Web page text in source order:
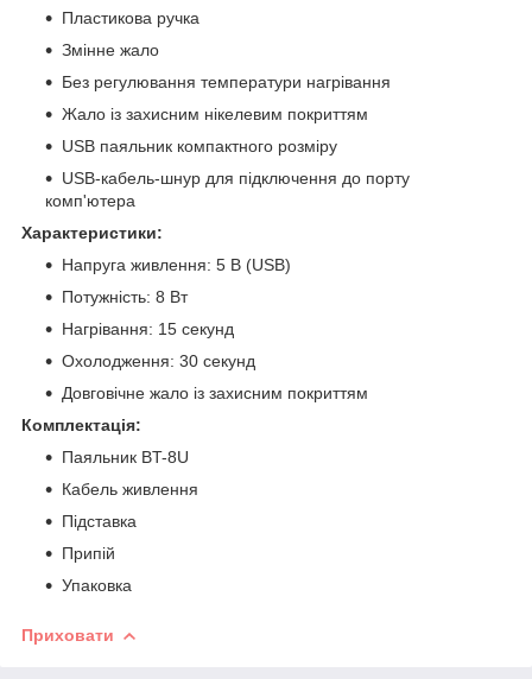
Пластикова ручка
Змінне жало
Без регулювання температури нагрівання
Жало із захисним нікелевим покриттям
USB паяльник компактного розміру
USB-кабель-шнур для підключення до порту
комп'ютера
Характеристики:
Напруга живлення: 5 В (USB)
Потужність: 8 Вт
Нагрівання: 15 секунд
Охолодження: 30 секунд
Довговічне жало із захисним покриттям
Комплектація:
Паяльник BT-8U
Кабель живлення
Підставка
Припій
Упаковка
Приховати